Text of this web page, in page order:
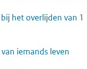
het overlijden van 1
iemands leven